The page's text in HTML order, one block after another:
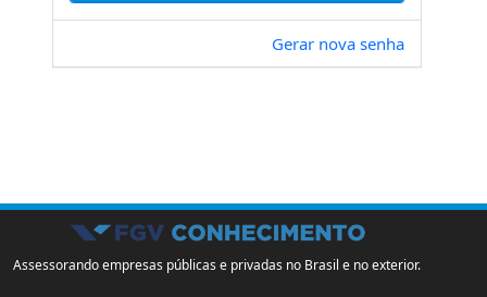
Gerar nova senha
Assessorando empresas públicas e privadas no Brasil e no exterior.